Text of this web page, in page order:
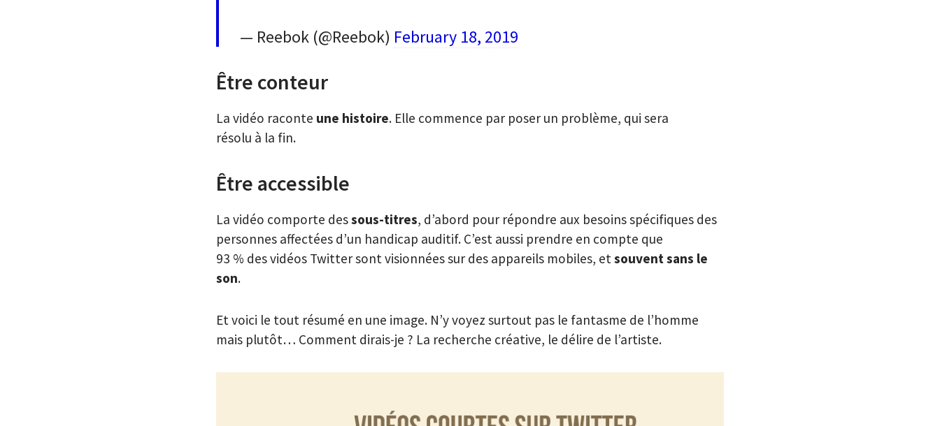
— Reebok (@Reebok) February 18, 2019
Être conteur
La vidéo raconte une histoire. Elle commence par poser un problème, qui sera
résolu à la fin.
Être accessible
La vidéo comporte dessous-titres, d’abord pour répondre aux besoins spécifiques des
personnes affectées d’un handicap auditif. C’est aussi prendre en compte que
93 % des vidéos Twitter sont visionnées sur des appareils mobiles, etsouvent sans le
son.
Et voici le tout résumé en une image. N’y voyez surtout pas le fantasme de l’homme
mais plutôt… Comment dirais-je ? La recherche créative, le délire de l’artiste.